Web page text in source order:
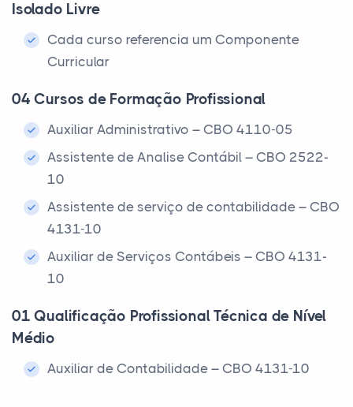
Isolado Livre
Cada curso referencia um Componente
Curricular
04 Cursos de Formação Profissional
Auxiliar Administrativo – CBO 4110-05
Assistente de Analise Contábil – CBO 2522-
10
Assistente de serviço de contabilidade – CBO
4131-10
Auxiliar de Serviços Contábeis – CBO 4131-
10
01 Qualificação Profissional Técnica de Nível
Médio
Auxiliar de Contabilidade – CBO 4131-10